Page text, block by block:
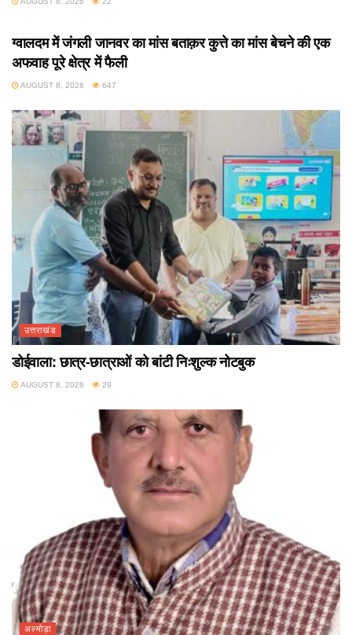
ग्वालदम में जंगली जानवर का मांस बताक़र कुत्ते का मांस बेचने की एक
अफवाह पूरे क्षेत्र में फैली
AUGUST 8, 2026 647
उत्तराखंड
डोईवाला: छात्र-छात्राओं को बांटी निःशुल्क नोटबुक
AUGUST 8, 2026 29
अल्मोड़ा